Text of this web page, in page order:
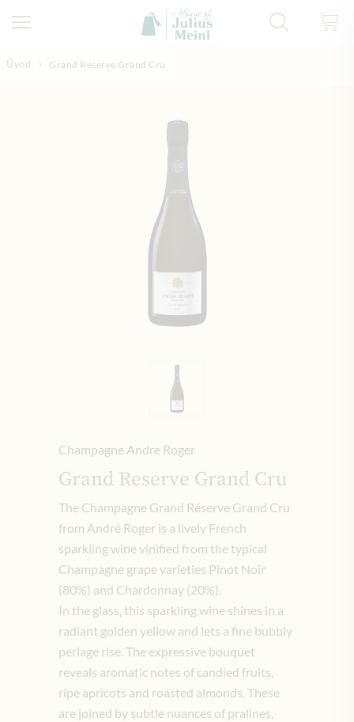
Úvod Grand Reserve Grand Cru
Champagne Andre Roger
Grand Reserve Grand Cru
The Champagne Grand Réserve Grand Cru
from André Roger is a lively French
sparkling wine vinified from the typical
Champagne grape varieties Pinot Noir
(80%) and Chardonnay (20%).
In the glass, this sparkling wine shines in a
radiant golden yellow and lets a fine bubbly
perlage rise. The expressive bouquet
reveals aromatic notes of candied fruits,
ripe apricots and roasted almonds. These
are joined by subtle nuances of pralines,